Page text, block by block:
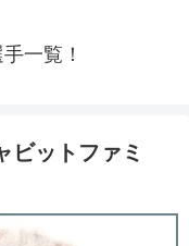
一覧！
ビットファミ